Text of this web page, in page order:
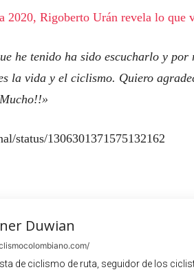
2020, Rigoberto Urán revela lo que
he tenido ha sido escucharlo y
la vida y el ciclismo. Quiero
status/1306301371575132162
Duwian
de ciclismo de ruta, seguidor de los